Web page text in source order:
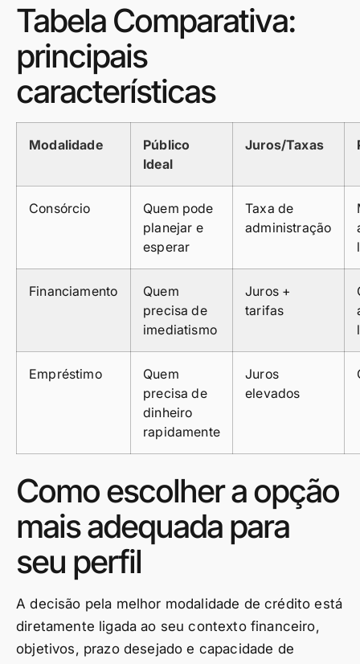
Tabela Comparativa:
principais
características
Modalidade
Público
Ideal
Juros/Taxas
Consórcio
Quem pode
planejar e
esperar
Taxa de
administração
Financiamento
Quem
precisa de
imediatismo
Juros +
tarifas
Empréstimo
Quem
precisa de
dinheiro
rapidamente
Juros
elevados
Como escolher a opção
mais adequada para
seu perfil
A decisão pela melhor modalidade de crédito está
diretamente ligada ao seu contexto financeiro,
objetivos, prazo desejado e capacidade de